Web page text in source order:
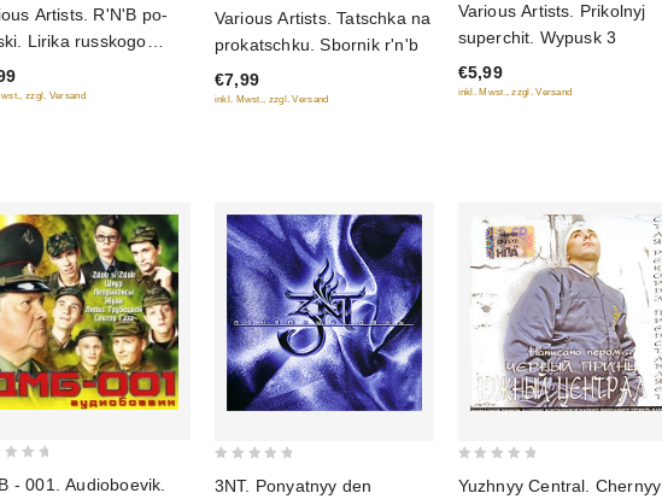
Artists. R'N'B po-
Lirika russkogo
zzgl. Versand
of
5
Various Artists. Tatschka na
prokatschku. Sbornik r'n'b
€7,99
inkl. Mwst., zzgl. Versand
of
5
Various Artists. Prikolnyj
superchit. Wypusk 3
€5,99
inkl. Mwst., zzgl. Versand
- 001. Audioboevik.
3NT. Ponyatnyy den
Yuzhnyy Central. Chernyy